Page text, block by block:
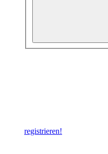
registrieren!